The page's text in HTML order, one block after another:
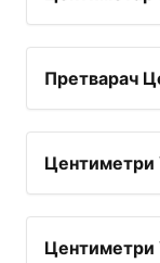
Претварач
Центиметри
Центиметри